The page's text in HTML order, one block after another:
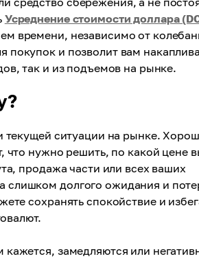
Усреднение стоимости доллара
времени, независимо от
и позволит вам
так и из подъемов на рынке.
текущей ситуации на рынке.
что нужно решить, по какой цене
продажа части или всех ваших
слишком долгого ожидания и
сохранять спокойствие и
замедляются или